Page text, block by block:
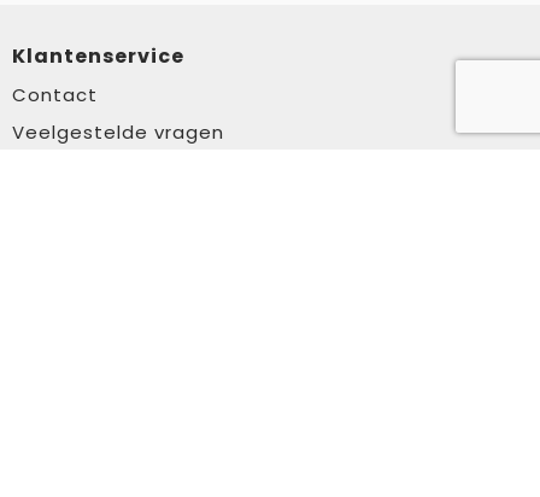
Klantenservice
Contact
Veelgestelde vragen